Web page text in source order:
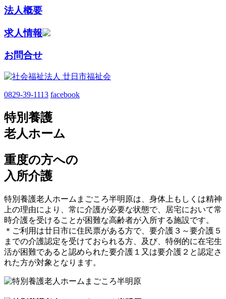
法人概要
求人情報
お問合せ
0829-39-1113 facebook
特別養護
老人ホーム
重度の方への
入所介護
特別養護老人ホームまごころ半明原は、身体上もしくは精神
上の理由により、常に介護が必要な状態で、居宅において常
時介護を受けることが困難な高齢者が入所する施設です。
＊ご利用は廿日市に住民票がある方で、要介護３～要介護５
までの介護認定を受けておられる方、及び、特例的に在宅生
活が困難であると認められた要介護１又は要介護２と認定さ
れた方が対象となります。